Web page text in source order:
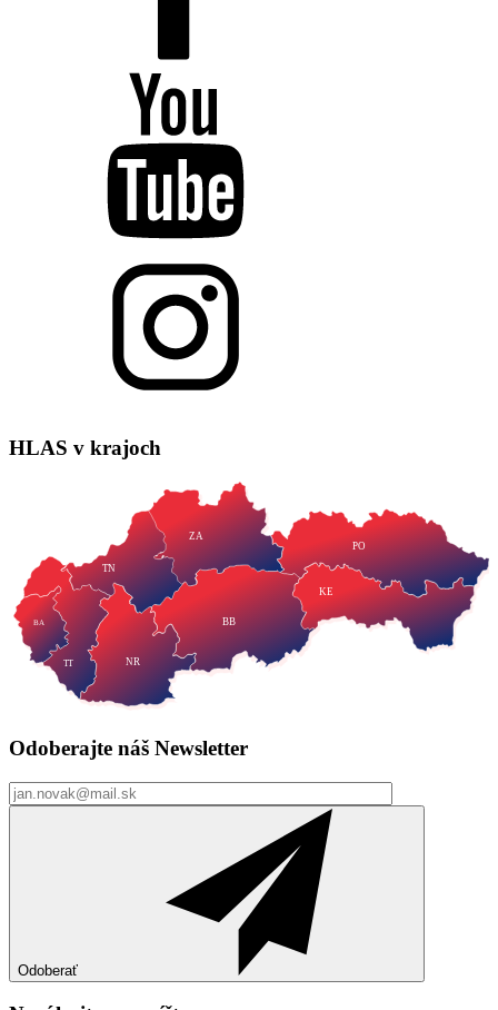
HLAS v krajoch
TT NR
TN
ZA
BB
PO
KE
BA
Odoberajte náš Newsletter
Odoberať